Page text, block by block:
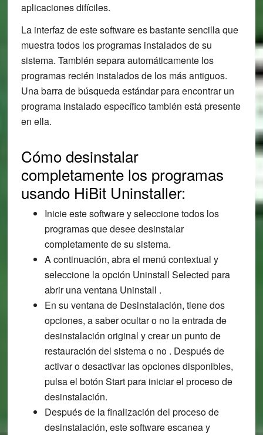
aplicaciones difíciles.
La interfaz de este software es bastante sencilla que
muestra todos los programas instalados de su
sistema. También separa automáticamente los
programas recién instalados de los más antiguos.
Una barra de búsqueda estándar para encontrar un
programa instalado específico también está presente
en ella.
Cómo desinstalar
completamente los programas
usando HiBit Uninstaller:
Inicie este software y seleccione todos los
programas que desee desinstalar
completamente de su sistema.
A continuación, abra el menú contextual y
seleccione la opción Uninstall Selected para
abrir una ventana Uninstall .
En su ventana de Desinstalación, tiene dos
opciones, a saber ocultar o no la entrada de
desinstalación original y crear un punto de
restauración del sistema o no . Después de
activar o desactivar las opciones disponibles,
pulsa el botón Start para iniciar el proceso de
desinstalación.
Después de la finalización del proceso de
desinstalación, este software escanea y